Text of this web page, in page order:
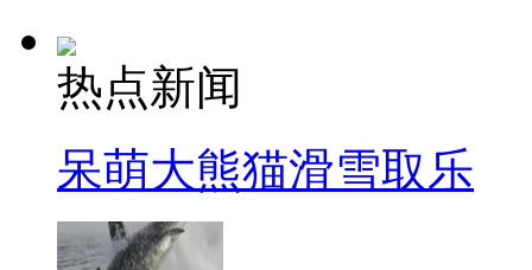
热点新闻
呆萌大熊猫滑雪取乐